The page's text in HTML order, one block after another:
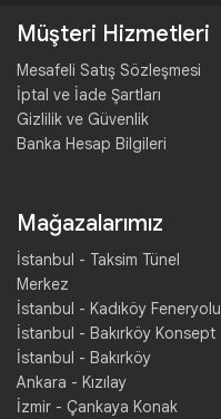
Müşteri Hizmetleri
Mesafeli Satış Sözleşmesi
İptal ve İade Şartları
Gizlilik ve Güvenlik
Banka Hesap Bilgileri
Mağazalarımız
İstanbul - Taksim Tünel
Merkez
İstanbul - Kadıköy Feneryolu
İstanbul - Bakırköy Konsept
İstanbul - Bakırköy
Ankara - Kızılay
İzmir - Çankaya Konak